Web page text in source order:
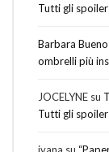
Tutti gli spoiler
Barbara Bueno
ombrelli più
JOCELYNE su
Tutti gli spoiler